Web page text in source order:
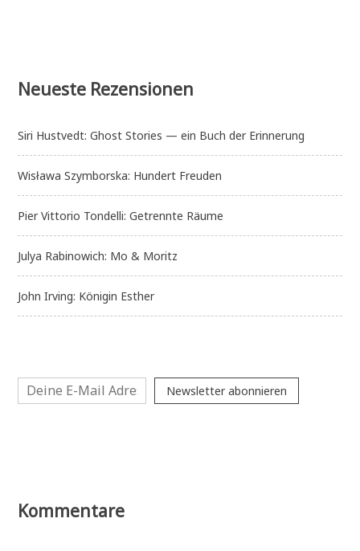
Neueste Rezensionen
Siri Hustvedt: Ghost Stories — ein Buch der Erinnerung
Wisława Szymborska: Hundert Freuden
Pier Vittorio Tondelli: Getrennte Räume
Julya Rabinowich: Mo & Moritz
John Irving: Königin Esther
Newsletter abonnieren
Kommentare